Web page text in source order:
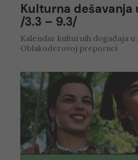
Kulturna dešavanja
/3.3 – 9.3/
Kalendar kulturnih događaja u
Oblakoderovoj preporuci